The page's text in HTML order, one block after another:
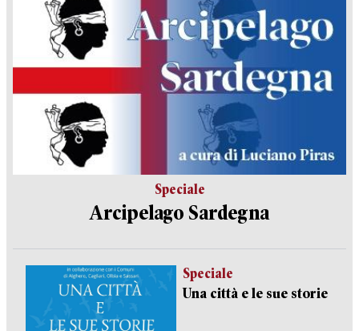
Speciale
Arcipelago Sardegna
Speciale
Una città e le sue storie